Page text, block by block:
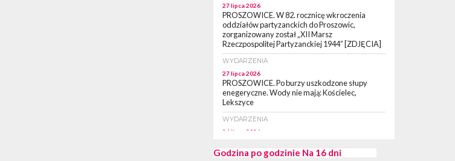
27 lipca 2026
PROSZOWICE. W 82. rocznicę wkroczenia
oddziałów partyzanckich do Proszowic,
zorganizowany został „XII Marsz
Rzeczpospolitej Partyzanckiej 1944” [ZDJĘCIA]
WYDARZENIA
27 lipca 2026
PROSZOWICE. Po burzy uszkodzone słupy
enegeryczne. Wody nie mają: Kościelec,
Lekszyce
WYDARZENIA
24 lipca 2026
się w gronie 27 miast, które zyskają dostęp do
Godzina po godzinie Na 16 dni